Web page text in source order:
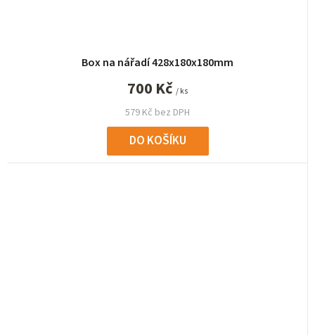
Box na nářadí 428x180x180mm
579 Kč bez DPH
700 Kč / ks
DO KOŠÍKU